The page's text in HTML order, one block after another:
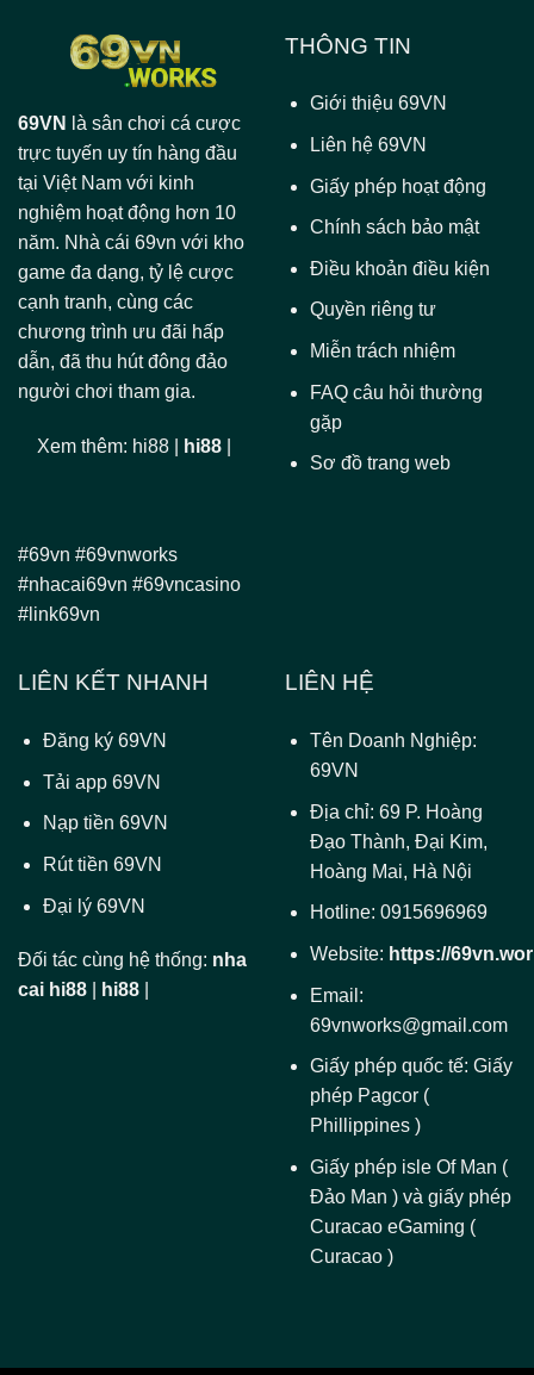
69VN
là sân chơi cá cược
trực tuyến uy tín hàng đầu
tại Việt Nam với kinh
nghiệm hoạt động hơn 10
năm. Nhà cái 69vn với kho
game đa dạng, tỷ lệ cược
cạnh tranh, cùng các
chương trình ưu đãi hấp
dẫn, đã thu hút đông đảo
người chơi tham gia.
Xem thêm: hi88| hi88|
#69vn #69vnworks
#nhacai69vn #69vncasino
#link69vn
THÔNG TIN
Giới thiệu 69VN
Liên hệ 69VN
Giấy phép hoạt động
Chính sách bảo mật
Điều khoản điều kiện
Quyền riêng tư
Miễn trách nhiệm
FAQ câu hỏi thường
gặp
Sơ đồ trang web
LIÊN KẾT NHANH
Đăng ký 69VN
Tải app 69VN
Nạp tiền 69VN
Rút tiền 69VN
Đại lý 69VN
Đối tác cùng hệ thống: nha
cai hi88
hi88
LIÊN HỆ
Tên Doanh Nghiệp:
69VN
Địa chỉ: 69 P. Hoàng
Đạo Thành, Đại Kim,
Hoàng Mai, Hà Nội
Hotline: 0915696969
Website: https://
Email:
69vnworks@gmail.com
Giấy phép quốc tế: Giấy
phép Pagcor (
Phillippines )
Giấy phép isle Of Man (
Đảo Man ) và giấy phép
Curacao eGaming (
Curacao )